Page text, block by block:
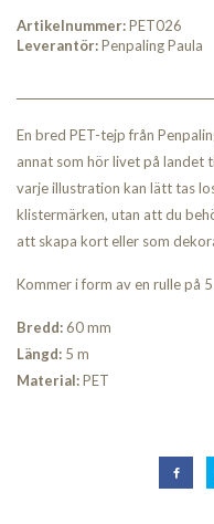
Artikelnummer:PET026
Leverantör:Penpaling Paula
En bred PET-tejp från
annat som hör livet på landet
varje illustration kan lätt tas
klistermärken, utan att du
att skapa kort eller som
Kommer i form av en rulle på
Bredd:60 mm
Längd: 5 m
Material:PET